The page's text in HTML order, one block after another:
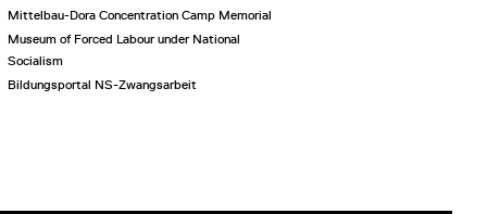
Mittelbau-Dora Concentration Camp Memorial
Museum of Forced Labour under National
Socialism
Bildungsportal NS-Zwangsarbeit